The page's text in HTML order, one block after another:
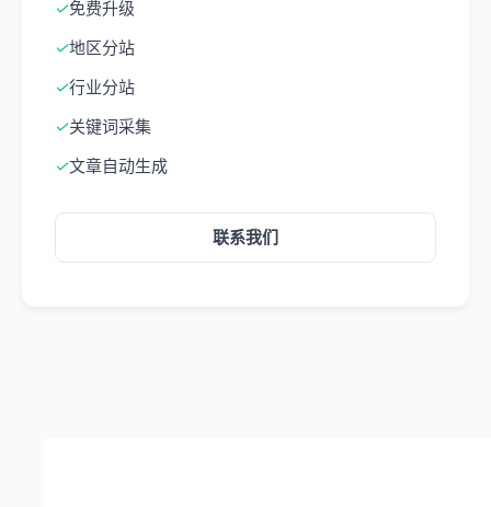
✓免费升级
✓地区分站
✓行业分站
✓关键词采集
✓文章自动生成
联系我们